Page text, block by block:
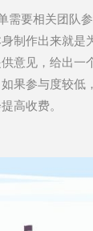
需要相关团队
制作出来就是
意见，给出一
果参与度较低
高收费。